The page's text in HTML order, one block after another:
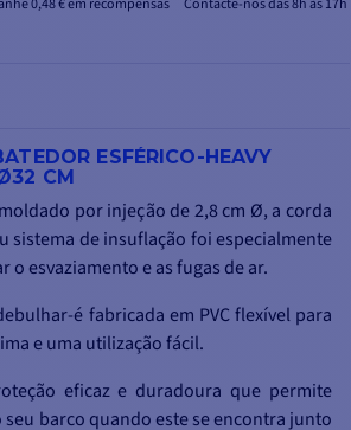
0,48 € em recompensas Contacte-nos das 8h às 17h
ESFÉRICO-HEAVY
CM
por injeção de 2,8 cm Ø, a corda
sistema de insuflação foi especialmente
o esvaziamento e as fugas de ar.
é fabricada em PVC flexível para
e uma utilização fácil.
eficaz e duradoura que permite
seu barco quando este se encontra junto